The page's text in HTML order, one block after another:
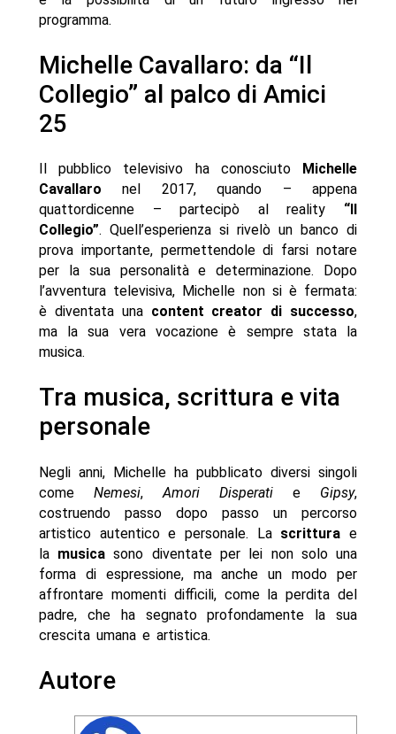
programma.
Michelle Cavallaro: da “Il
Collegio” al palco di Amici
25
Il pubblico televisivo ha conosciuto Michelle
Cavallaro nel 2017, quando – appena
quattordicenne – partecipò al reality “Il
Collegio”. Quell’esperienza si rivelò un banco di
prova importante, permettendole di farsi notare
per la sua personalità e determinazione. Dopo
l’avventura televisiva, Michelle non si è fermata:
è diventata una content creator di successo,
ma la sua vera vocazione è sempre stata la
musica.
Tra musica, scrittura e vita
personale
Negli anni, Michelle ha pubblicato diversi singoli
come Nemesi, Amori Disperati e Gipsy,
costruendo passo dopo passo un percorso
artistico autentico e personale. La scrittura e
la musica sono diventate per lei non solo una
forma di espressione, ma anche un modo per
affrontare momenti difficili, come la perdita del
padre, che ha segnato profondamente la sua
crescita umana e artistica.
Autore